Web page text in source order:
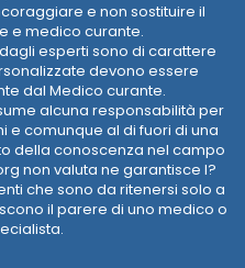
e non sostituire il
e medico curante.
esperti sono di carattere
devono essere
dal Medico curante.
alcuna responsabilità per
e comunque al di fuori di una
della conoscenza nel campo
non valuta ne garantisce l?
che sono da ritenersi solo a
il parere di uno medico o